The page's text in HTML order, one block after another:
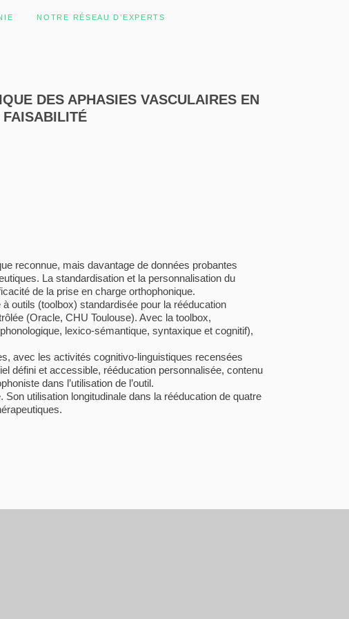
NOTRE RÉSEAU D’EXPERTS
DES APHASIES VASCULAIRES EN
FAISABILITÉ
reconnue, mais davantage de données probantes
La standardisation et la personnalisation du
de la prise en charge orthophonique.
outils (toolbox) standardisée pour la rééducation
(Oracle, CHU Toulouse). Avec la toolbox,
lexico-sémantique, syntaxique et cognitif),
avec les activités cognitivo-linguistiques recensées
défini et accessible, rééducation personnalisée, contenu
dans l’utilisation de l’outil.
utilisation longitudinale dans la rééducation de quatre